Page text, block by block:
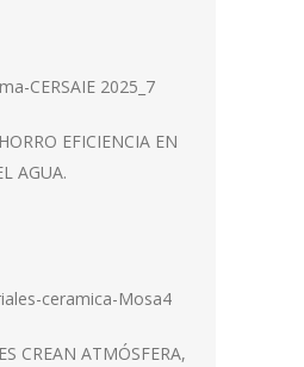
EFICIENCIA EN
AGUA.
CREAN ATMÓSFERA,